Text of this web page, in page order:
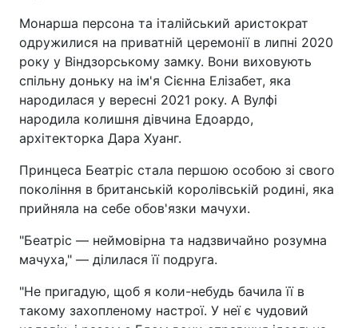
Монарша персона та італійський аристократ
одружилися на приватній церемонії в липні 2020
року у Віндзорському замку. Вони виховують
спільну доньку на ім'я Сієнна Елізабет, яка
народилася у вересні 2021 року. А Вулфі
народила колишня дівчина Едоардо,
архітекторка Дара Хуанг.
Принцеса Беатріс стала першою особою зі свого
покоління в британській королівській родині, яка
прийняла на себе обов'язки мачухи.
"Беатріс — неймовірна та надзвичайно розумна
мачуха," — ділилася її подруга.
"Не пригадую, щоб я коли-небудь бачила її в
такому захопленому настрої. У неї є чудовий